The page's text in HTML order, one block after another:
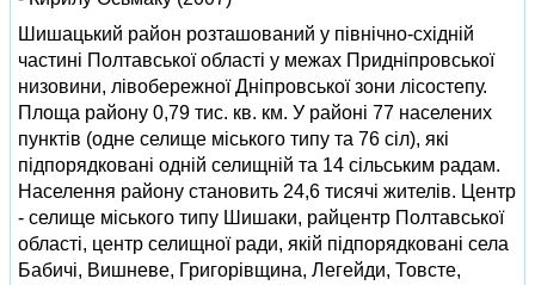
Шишацький район розташований у пiвнiчно-схiднiй
частинi Полтавської областi у межах Приднiпровської
низовини, лiвобережної Днiпровської зони лiсостепу.
Площа району 0,79 тис. кв. км. У районi 77 населених
пунктiв (одне селище мiського типу та 76 сiл), якi
пiдпорядкованi однiй селищнiй та 14 сiльським радам.
Населення району становить 24,6 тисячi жителiв. Центр
- селище мiського типу Шишаки, райцентр Полтавської
областi, центр селищної ради, якiй пiдпорядкованi села
Бабичi, Вишневе, Григорiвщина, Легейди, Товсте,